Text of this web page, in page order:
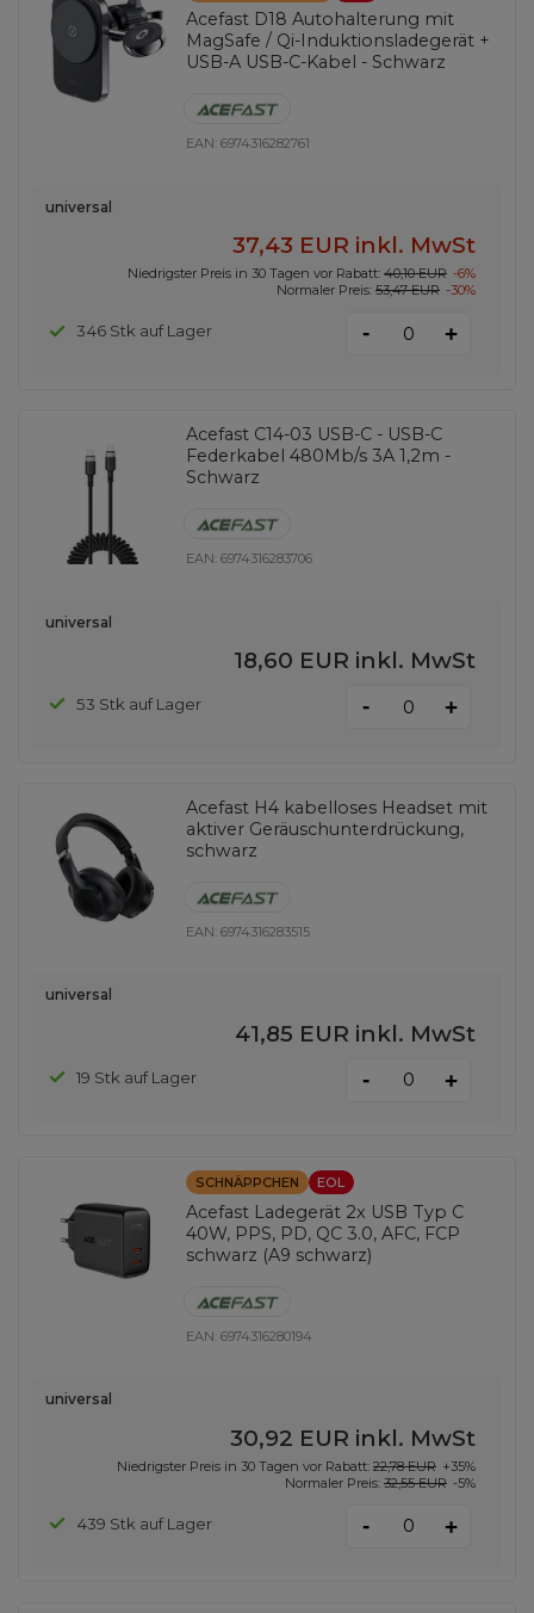
Acefast D18 Autohalterung mit
MagSafe / Qi-Induktionsladegerät +
USB-A USB-C-Kabel - Schwarz
EAN:6974316282761
universal
37,43 EUR inkl. MwSt
Niedrigster Preis in 30 Tagen vor Rabatt: 40,10 EUR -6%
Normaler Preis: 53,47 EUR -30%
346 Stk auf Lager - +
Acefast C14-03 USB-C - USB-C
Federkabel 480Mb/s 3A 1,2m -
Schwarz
EAN:6974316283706
universal
18,60 EUR inkl. MwSt
53 Stk auf Lager - +
Acefast H4 kabelloses Headset mit
aktiver Geräuschunterdrückung,
schwarz
EAN:6974316283515
universal
41,85 EUR inkl. MwSt
19 Stk auf Lager - +
SCHNÄPPCHEN EOL
Acefast Ladegerät 2x USB Typ C
40W, PPS, PD, QC 3.0, AFC, FCP
schwarz (A9 schwarz)
EAN:6974316280194
universal
30,92 EUR inkl. MwSt
Niedrigster Preis in 30 Tagen vor Rabatt: 22,78 EUR +35%
Normaler Preis: 32,55 EUR -5%
439 Stk auf Lager - +